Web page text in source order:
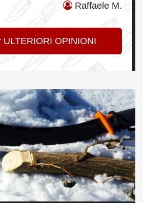
Raffaele M.
ULTERIORI OPINIONI